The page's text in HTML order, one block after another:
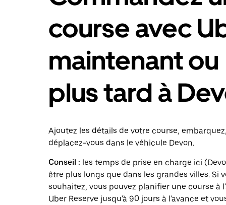
course avec
maintenant ou
plus tard à
Ajoutez les détails de votre course,
déplacez-vous dans le véhicule Devon.
Conseil : les temps de prise en charge ici
être plus longs que dans les grandes villes. Si
souhaitez, vous pouvez planifier une course à
Uber Reserve jusqu'à 90 jours à l'avance et